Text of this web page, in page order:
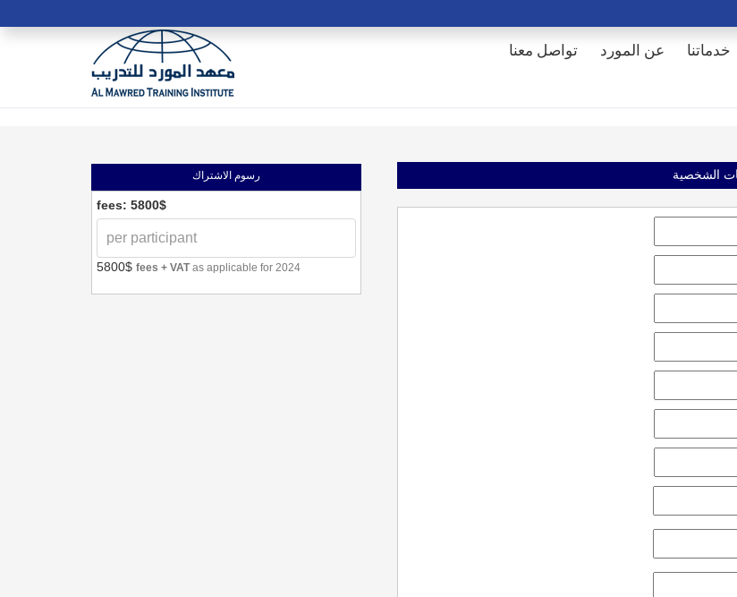
تواصل معنا عن المورد خدماتنا
رسوم الاشتراك
fees: 5800$
5800$ fees + VATas applicable for 2024
الشخصية